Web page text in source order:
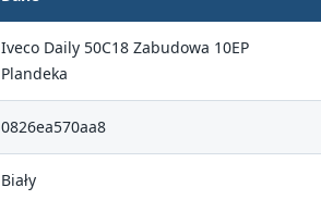
Iveco Daily 50C18 Zabudowa 10EP
Plandeka
0826ea570aa8
Biały